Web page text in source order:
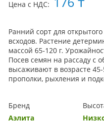
Цена с НДС:
Ранний сорт для
всходов. Растение
массой 65-120 г.
Посев семян на рассаду с
высаживают в возрасте
прополки, рыхления и
Бренд
Аэлита